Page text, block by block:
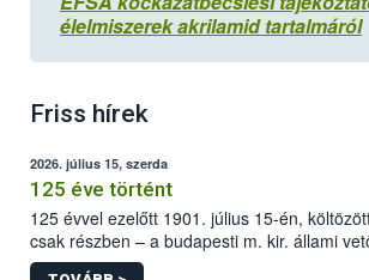
élelmiszerek akrilamid tartalmáról
Friss hírek
2026. július 15, szerda
125 éve történt
125 évvel ezelőtt 1901. július 15-én,
csak részben – a budapesti m. kir. állami
állomás a Kis Rókus utca 15. szám alatti,